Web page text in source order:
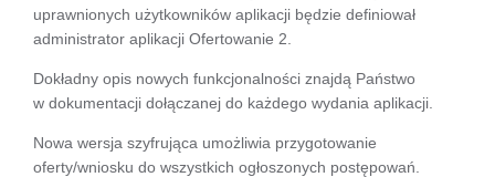
uprawnionych użytkowników aplikacji będzie definiował
administrator aplikacji Ofertowanie 2.
Dokładny opis nowych funkcjonalności znajdą Państwo
w dokumentacji dołączanej do każdego wydania aplikacji.
Nowa wersja szyfrująca umożliwia przygotowanie
oferty/wniosku do wszystkich ogłoszonych postępowań.